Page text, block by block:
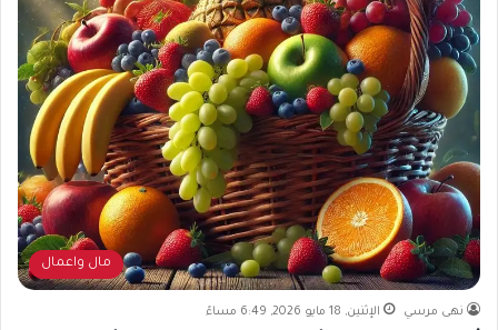
مال واعمال
نهى مرسي الإثنين, 18 مايو 2026, 6:49 مساءً